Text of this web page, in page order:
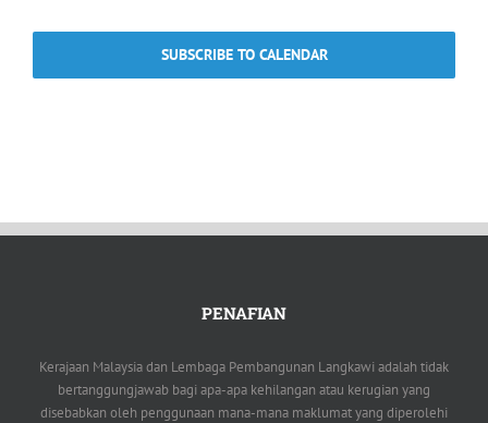
SUBSCRIBE TO CALENDAR
PENAFIAN
Kerajaan Malaysia dan Lembaga Pembangunan Langkawi adalah tidak
bertanggungjawab bagi apa-apa kehilangan atau kerugian yang
disebabkan oleh penggunaan mana-mana maklumat yang diperolehi